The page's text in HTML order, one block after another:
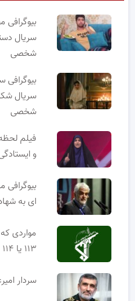
سریال
شخصی
سریال
شخصی
فیلم
و
ای به
مواردی
۱۱۳ یا ۱۱۴ اطلاع رسانی کنید
سردار